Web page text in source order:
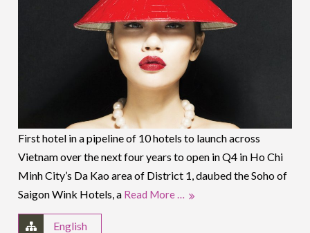
First hotel in a pipeline of 10 hotels to launch across
Vietnam over the next four years to open in Q4 in Ho Chi
Minh City’s Da Kao area of District 1, daubed the Soho of
Saigon Wink Hotels, a Read More …
English